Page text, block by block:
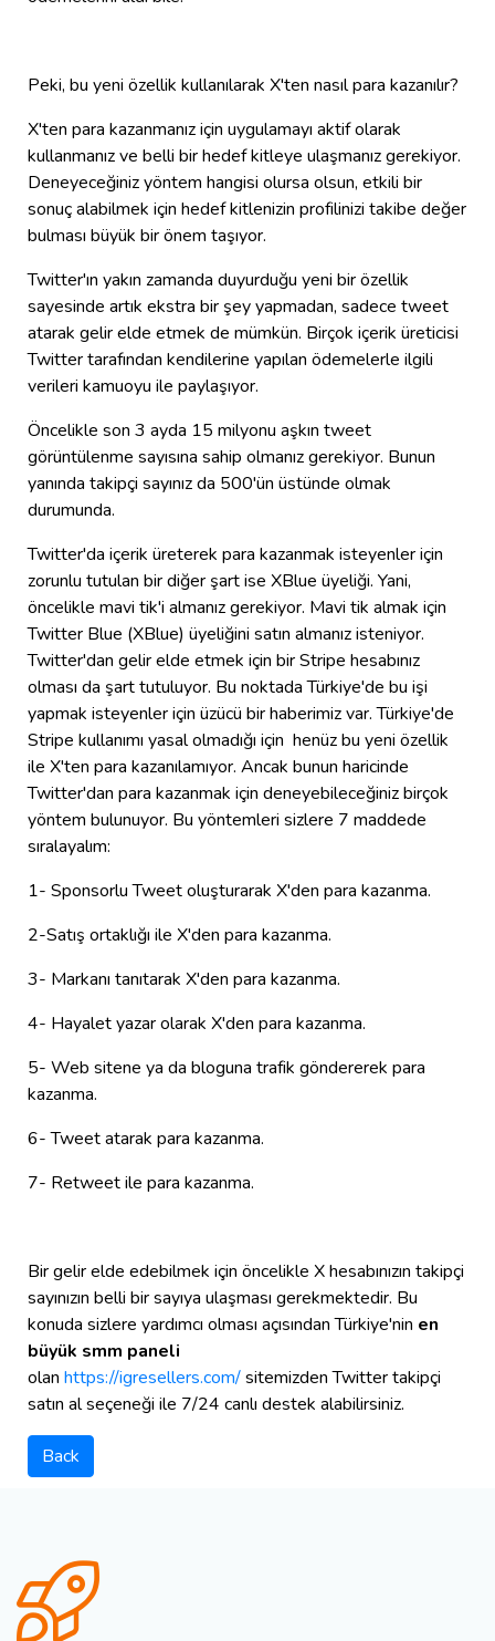
Peki, bu yeni özellik kullanılarak X'ten nasıl para kazanılır?
X'ten para kazanmanız için uygulamayı aktif olarak
kullanmanız ve belli bir hedef kitleye ulaşmanız gerekiyor.
Deneyeceğiniz yöntem hangisi olursa olsun, etkili bir
sonuç alabilmek için hedef kitlenizin profilinizi takibe değer
bulması büyük bir önem taşıyor.
Twitter'ın yakın zamanda duyurduğu yeni bir özellik
sayesinde artık ekstra bir şey yapmadan, sadece tweet
atarak gelir elde etmek de mümkün. Birçok içerik üreticisi
Twitter tarafından kendilerine yapılan ödemelerle ilgili
verileri kamuoyu ile paylaşıyor.
Öncelikle son 3 ayda 15 milyonu aşkın tweet
görüntülenme sayısına sahip olmanız gerekiyor. Bunun
yanında takipçi sayınız da 500'ün üstünde olmak
durumunda.
Twitter'da içerik üreterek para kazanmak isteyenler için
zorunlu tutulan bir diğer şart ise XBlue üyeliği. Yani,
öncelikle mavi tik'i almanız gerekiyor. Mavi tik almak için
Twitter Blue (XBlue) üyeliğini satın almanız isteniyor.
Twitter'dan gelir elde etmek için bir Stripe hesabınız
olması da şart tutuluyor. Bu noktada Türkiye'de bu işi
yapmak isteyenler için üzücü bir haberimiz var. Türkiye'de
Stripe kullanımı yasal olmadığı için henüz bu yeni özellik
ile X'ten para kazanılamıyor. Ancak bunun haricinde
Twitter'dan para kazanmak için deneyebileceğiniz birçok
yöntem bulunuyor. Bu yöntemleri sizlere 7 maddede
sıralayalım:
1- Sponsorlu Tweet oluşturarak X'den para kazanma.
2-Satış ortaklığı ile X'den para kazanma.
3- Markanı tanıtarak X'den para kazanma.
4- Hayalet yazar olarak X'den para kazanma.
5- Web sitene ya da bloguna trafik göndererek para
kazanma.
6- Tweet atarak para kazanma.
7- Retweet ile para kazanma.
Bir gelir elde edebilmek için öncelikle X hesabınızın takipçi
sayınızın belli bir sayıya ulaşması gerekmektedir. Bu
konuda sizlere yardımcı olması açısından Türkiye'nin en
büyük smm paneli
olan https://igresellers.com/sitemizden Twitter takipçi
satın al seçeneği ile 7/24 canlı destek alabilirsiniz.
Back